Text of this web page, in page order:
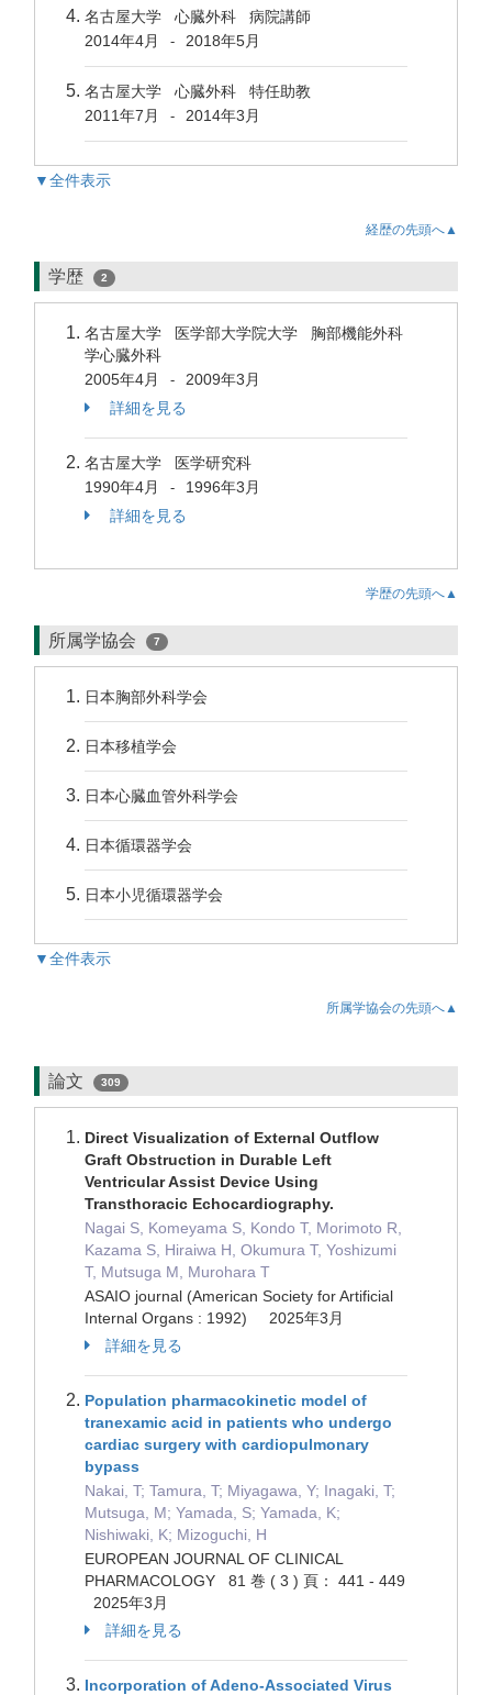
名古屋大学 心臓外科 病院講師
2014年4月
- 2018年5月
名古屋大学 心臓外科 特任助教
2011年7月
- 2014年3月
▼全件表示
経歴の先頭へ▲
学歴 2
名古屋大学 医学部大学院大学 胸部機能外科
学心臓外科
2005年4月
-
2009年3月
詳細を見る
名古屋大学 医学研究科
1990年4月
-
1996年3月
詳細を見る
学歴の先頭へ▲
所属学協会 7
日本胸部外科学会
日本移植学会
日本心臓血管外科学会
日本循環器学会
日本小児循環器学会
▼全件表示
所属学協会の先頭へ▲
論文 309
Direct Visualization of External Outflow
Graft Obstruction in Durable Left
Ventricular Assist Device Using
Transthoracic Echocardiography.
Nagai S, Komeyama S, Kondo T, Morimoto R,
Kazama S, Hiraiwa H, Okumura T, Yoshizumi
T, Mutsuga M, Murohara T
ASAIO journal (American Society for Artificial
Internal Organs : 1992) 2025年3月
詳細を見る
Population pharmacokinetic model of
tranexamic acid in patients who undergo
cardiac surgery with cardiopulmonary
bypass
Nakai, T; Tamura, T; Miyagawa, Y; Inagaki, T;
Mutsuga, M; Yamada, S; Yamada, K;
Nishiwaki, K; Mizoguchi, H
EUROPEAN JOURNAL OF CLINICAL
PHARMACOLOGY 81 巻 ( 3 ) 頁： 441 - 449
2025年3月
詳細を見る
Incorporation of Adeno-Associated Virus